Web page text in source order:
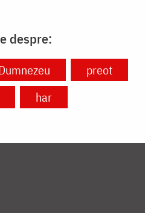
despre:
preot
har